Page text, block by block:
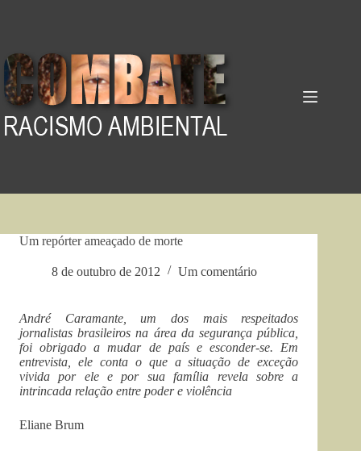
Um repórter ameaçado de morte
8 de outubro de 2012 Um comentário
André Caramante, um dos mais respeitados
jornalistas brasileiros na área da segurança pública,
foi obrigado a mudar de país e esconder-se. Em
entrevista, ele conta o que a situação de exceção
vivida por ele e por sua família revela sobre a
intrincada relação entre poder e violência
Eliane Brum